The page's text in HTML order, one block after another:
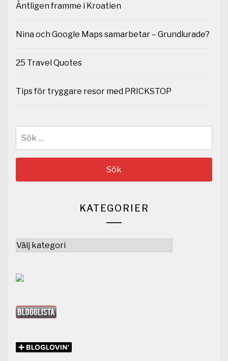
Äntligen framme i Kroatien
Nina och Google Maps samarbetar – Grundlurade?
25 Travel Quotes
Tips för tryggare resor med PRICKSTOP
KATEGORIER
Kategorier